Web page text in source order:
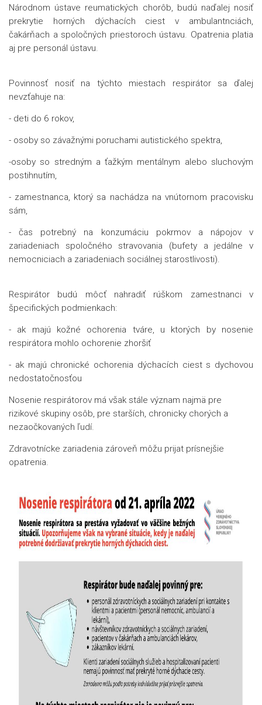
Národnom ústave reumatických chorôb, budú naďalej nosiť
prekrytie horných dýchacích ciest v ambulantnciách,
čakárňach a spoločných priestoroch ústavu. Opatrenia platia
aj pre personál ústavu.
Povinnosť nosiť na týchto miestach respirátor sa ďalej
nevzťahuje na:
- deti do 6 rokov,
- osoby so závažnými poruchami autistického spektra,
-osoby so stredným a ťažkým mentálnym alebo sluchovým
postihnutím,
- zamestnanca, ktorý sa nachádza na vnútornom pracovisku
sám,
- čas potrebný na konzumáciu pokrmov a nápojov v
zariadeniach spoločného stravovania (bufety a jedálne v
nemocniciach a zariadeniach sociálnej starostlivosti).
Respirátor budú môcť nahradiť rúškom zamestnanci v
špecifických podmienkach:
- ak majú kožné ochorenia tváre, u ktorých by nosenie
respirátora mohlo ochorenie zhoršiť
- ak majú chronické ochorenia dýchacích ciest s dychovou
nedostatočnosťou
Nosenie respirátorov má však stále význam najmä pre
rizikové skupiny osôb, pre starších, chronicky chorých a
nezaočkovaných ľudí.
Zdravotnícke zariadenia zároveň môžu prijat prísnejšie
opatrenia.